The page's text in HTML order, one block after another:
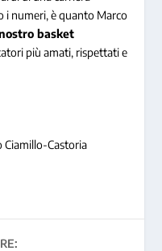
i numeri, è quanto Marco
basket
più amati, rispettati e
Ciamillo-Castoria